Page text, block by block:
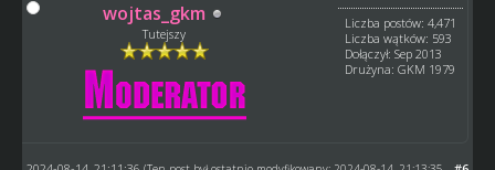
wojtas_gkm
Tutejszy
Liczba postów: 4,471
Liczba wątków: 593
Dołączył: Sep 2013
Drużyna: GKM 1979